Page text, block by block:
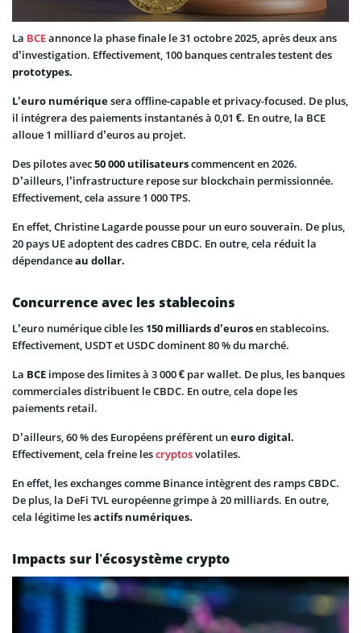
La BCEannonce la phase finale le 31 octobre 2025, après deux ans
d’investigation. Effectivement, 100 banques centrales testent des
prototypes.
L’euro numériquesera offline-capable et privacy-focused. De plus,
il intégrera des paiements instantanés à 0,01 €. En outre, la BCE
alloue 1 milliard d’euros au projet.
Des pilotes avec50 000 utilisateurscommencent en 2026.
D’ailleurs, l’infrastructure repose sur blockchain permissionnée.
Effectivement, cela assure 1 000 TPS.
En effet, Christine Lagarde pousse pour un euro souverain. De plus,
20 pays UE adoptent des cadres CBDC. En outre, cela réduit la
dépendanceau dollar.
Concurrence avec les stablecoins
L’euro numérique cible les 150 milliards d’eurosen stablecoins.
Effectivement, USDT et USDC dominent 80 % du marché.
La BCE impose des limites à 3 000 € par wallet. De plus, les banques
commerciales distribuent le CBDC. En outre, cela dope les
paiements retail.
D’ailleurs, 60 % des Européens préfèrent uneuro digital.
Effectivement, cela freine lescryptosvolatiles.
En effet, les exchanges comme Binance intègrent des ramps CBDC.
De plus, la DeFi TVL européenne grimpe à 20 milliards. En outre,
cela légitime lesactifs numériques.
Impacts sur l’écosystème crypto